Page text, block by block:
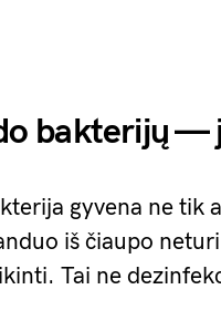
bakterijų —
gyvena ne tik
iš čiaupo
Tai ne